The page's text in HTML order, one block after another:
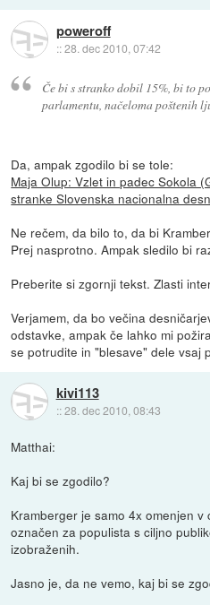
poweroff
::28. dec 2010, 07:42
Če bi s stranko dobil 15%, bi to
parlamentu, načeloma poštenih
Da, ampak zgodilo bi se tole:
Maja Olup: Vzlet in padec Sokola
stranke Slovenska nacionalna
Ne rečem, da bilo to, da bi
Prej nasprotno. Ampak sledilo bi
Preberite si zgornji tekst. Zlasti
Verjamem, da bo večina
odstavke, ampak če lahko mi
se potrudite in "blesave" dele vsaj
kivi113
::28. dec 2010, 08:43
Matthai:
Kaj bi se zgodilo?
Kramberger je samo 4x omenjen
označen za populista s ciljno
izobraženih.
Jasno je, da ne vemo, kaj bi se